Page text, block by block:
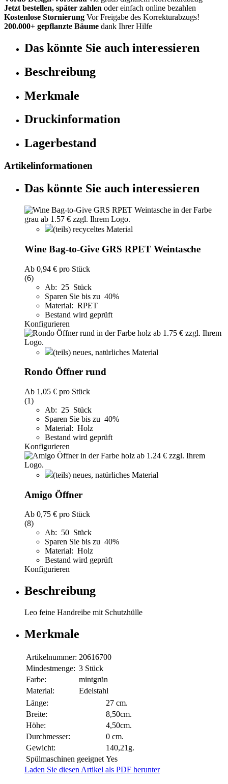
Jetzt bestellen, später zahlen oder einfach online bezahlen
Kostenlose Stornierung Vor Freigabe des Korrekturabzugs!
200.000+ gepflanzte Bäume dank Ihrer Hilfe
Das könnte Sie auch interessieren
Beschreibung
Merkmale
Druckinformation
Lagerbestand
Artikelinformationen
Das könnte Sie auch interessieren
(teils) recyceltes Material
Wine Bag-to-Give GRS RPET Weintasche
Ab 0,94 € pro Stück
(6)
Ab: 25 Stück
Sparen Sie bis zu 40%
Material: RPET
Bestand wird geprüft
Konfigurieren
(teils) neues, natürliches Material
Rondo Öffner rund
Ab 1,05 € pro Stück
(1)
Ab: 25 Stück
Sparen Sie bis zu 40%
Material: Holz
Bestand wird geprüft
Konfigurieren
(teils) neues, natürliches Material
Amigo Öffner
Ab 0,75 € pro Stück
(8)
Ab: 50 Stück
Sparen Sie bis zu 40%
Material: Holz
Bestand wird geprüft
Konfigurieren
Beschreibung
Leo feine Handreibe mit Schutzhülle
Merkmale
Artikelnummer: 20616700
Mindestmenge: 3 Stück
Farbe:
mintgrün
Material:
Edelstahl
Länge:
27 cm.
Breite:
8,50cm.
Höhe:
4,50cm.
Durchmesser:
0 cm.
Gewicht:
140,21g.
Spülmaschinen geeignet Yes
Laden Sie diesen Artikel als PDF herunter